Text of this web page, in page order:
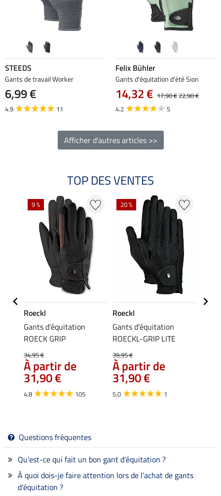
STEEDS
Gants de travail Worker
6,99 €
4.9 11
Felix Bühler
Gants d'équitation d'été Sion
14,32 € 17,90 €22,90 €
4.2
5
Afficher d'autres articles >>
TOP DES VENTES
9 %
Roeckl
Gants d'équitation
ROECK GRIP
34,95 €
À partir de
31,90 €
4.8 105
20 %
Roeckl
Gants d'équitation
ROECKL-GRIP LITE
39,95 €
À partir de
31,90 €
5.0 1
Questions fréquentes
Qu'est-ce qui fait un bon gant d'équitation ?
À quoi dois-je faire attention lors de l'achat de gants
d'équitation ?